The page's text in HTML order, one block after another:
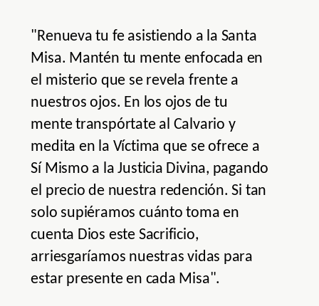
"Renueva tu fe asistiendo a la Santa
Misa. Mantén tu mente enfocada en
el misterio que se revela frente a
nuestros ojos. En los ojos de tu
mente transpórtate al Calvario y
medita en la Víctima que se ofrece a
Sí Mismo a la Justicia Divina, pagando
el precio de nuestra redención. Si tan
solo supiéramos cuánto toma en
cuenta Dios este Sacrificio,
arriesgaríamos nuestras vidas para
estar presente en cada Misa".